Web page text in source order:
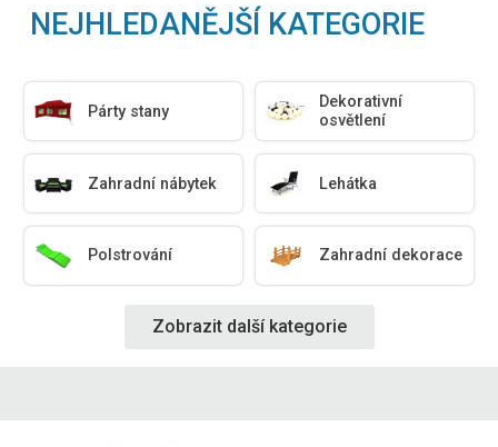
NEJHLEDANĚJŠÍ KATEGORIE
Párty stany
Dekorativní
osvětlení
Zahradní nábytek Lehátka
Polstrování Zahradní dekorace
Zobrazit další kategorie